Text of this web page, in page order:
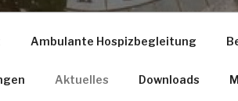
Ambulante Hospizbegleitung
Aktuelles Downloads